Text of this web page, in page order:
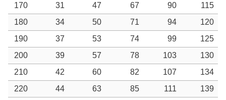
170
31 47 67 90
115
180
34 50 71 94
120
190
37 53 74 99
125
200
39 57 78 103
130
210
42 60 82 107
134
220
44 63 85 111
139